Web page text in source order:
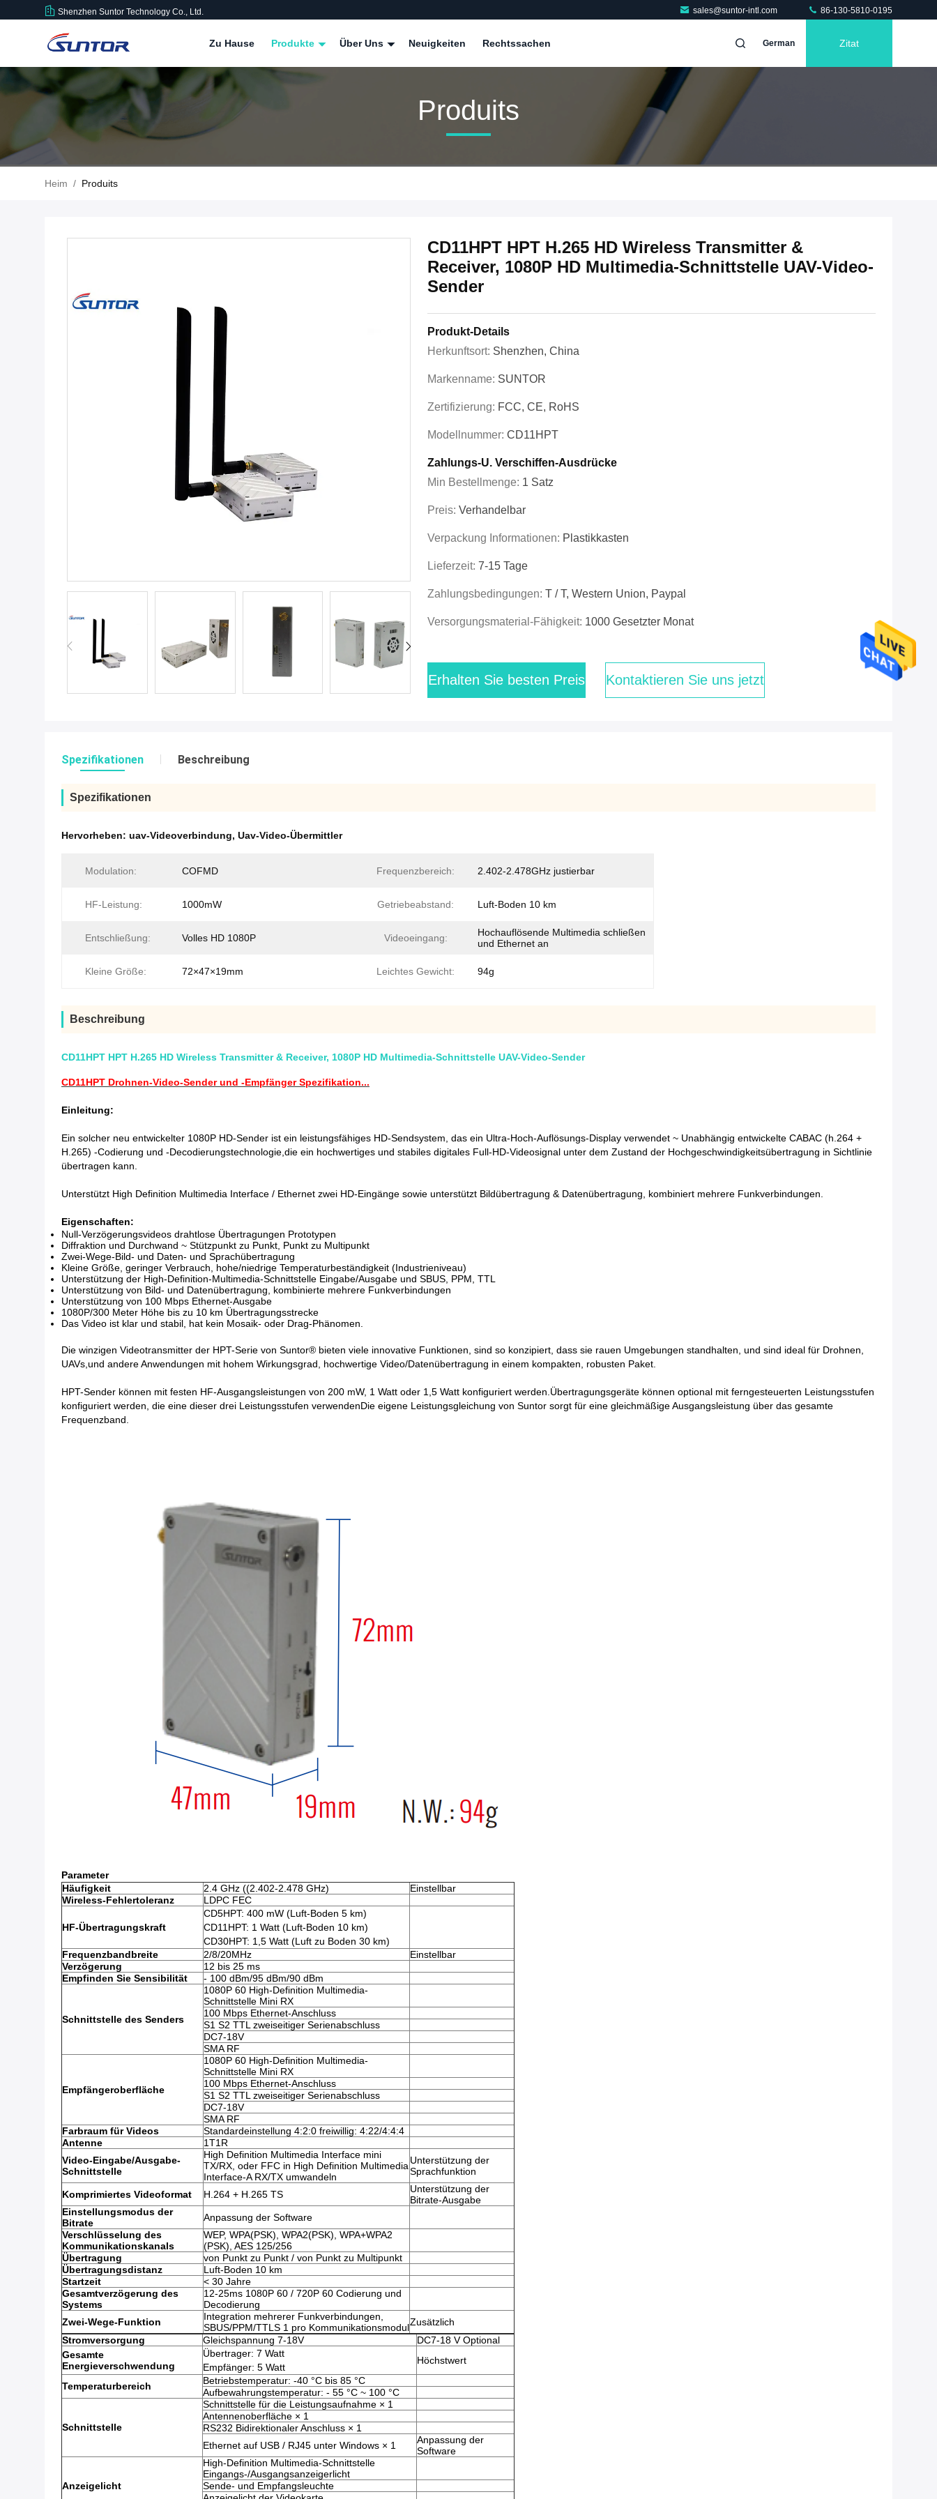
Shenzhen Suntor Technology Co., Ltd. sales@suntor-intl.com 86-130-5810-0195
Zu Hause Produkte Über Uns Neuigkeiten Rechtssachen German Zitat
Produits
Heim / Produits
CD11HPT HPT H.265 HD Wireless Transmitter &
Receiver, 1080P HD Multimedia-Schnittstelle UAV-Video-
Sender
Produkt-Details
Herkunftsort: Shenzhen, China
Markenname: SUNTOR
Zertifizierung: FCC, CE, RoHS
Modellnummer: CD11HPT
Zahlungs-U. Verschiffen-Ausdrücke
Min Bestellmenge: 1 Satz
Preis: Verhandelbar
Verpackung Informationen: Plastikkasten
Lieferzeit: 7-15 Tage
Zahlungsbedingungen: T / T, Western Union, Paypal
Versorgungsmaterial-Fähigkeit: 1000 Gesetzter Monat
Erhalten Sie besten Preis Kontaktieren Sie uns jetzt
Spezifikationen Beschreibung
Spezifikationen
Hervorheben: uav-Videoverbindung, Uav-Video-Übermittler
Modulation: COFMD Frequenzbereich: 2.402-2.478GHz justierbar
HF-Leistung: 1000mW Getriebeabstand: Luft-Boden 10 km
Entschließung: Volles HD 1080P Videoeingang:
Hochauflösende Multimedia schließen
und Ethernet an
Kleine Größe: 72×47×19mm Leichtes Gewicht: 94g
Beschreibung
CD11HPT HPT H.265 HD Wireless Transmitter & Receiver, 1080P HD Multimedia-Schnittstelle UAV-Video-Sender
CD11HPT Drohnen-Video-Sender und -Empfänger Spezifikation...
Einleitung:
Ein solcher neu entwickelter 1080P HD-Sender ist ein leistungsfähiges HD-Sendsystem, das ein Ultra-Hoch-Auflösungs-Display verwendet ~ Unabhängig entwickelte CABAC (h.264 +
H.265) -Codierung und -Decodierungstechnologie,die ein hochwertiges und stabiles digitales Full-HD-Videosignal unter dem Zustand der Hochgeschwindigkeitsübertragung in Sichtlinie
übertragen kann.
Unterstützt High Definition Multimedia Interface / Ethernet zwei HD-Eingänge sowie unterstützt Bildübertragung & Datenübertragung, kombiniert mehrere Funkverbindungen.
Eigenschaften:
Null-Verzögerungsvideos drahtlose Übertragungen Prototypen
Diffraktion und Durchwand ~ Stützpunkt zu Punkt, Punkt zu Multipunkt
Zwei-Wege-Bild- und Daten- und Sprachübertragung
Kleine Größe, geringer Verbrauch, hohe/niedrige Temperaturbeständigkeit (Industrieniveau)
Unterstützung der High-Definition-Multimedia-Schnittstelle Eingabe/Ausgabe und SBUS, PPM, TTL
Unterstützung von Bild- und Datenübertragung, kombinierte mehrere Funkverbindungen
Unterstützung von 100 Mbps Ethernet-Ausgabe
1080P/300 Meter Höhe bis zu 10 km Übertragungsstrecke
Das Video ist klar und stabil, hat kein Mosaik- oder Drag-Phänomen.
Die winzigen Videotransmitter der HPT-Serie von Suntor® bieten viele innovative Funktionen, sind so konzipiert, dass sie rauen Umgebungen standhalten, und sind ideal für Drohnen,
UAVs,und andere Anwendungen mit hohem Wirkungsgrad, hochwertige Video/Datenübertragung in einem kompakten, robusten Paket.
HPT-Sender können mit festen HF-Ausgangsleistungen von 200 mW, 1 Watt oder 1,5 Watt konfiguriert werden.Übertragungsgeräte können optional mit ferngesteuerten Leistungsstufen
konfiguriert werden, die eine dieser drei Leistungsstufen verwendenDie eigene Leistungsgleichung von Suntor sorgt für eine gleichmäßige Ausgangsleistung über das gesamte
Frequenzband.
Parameter
Häufigkeit
2.4 GHz ((2.402-2.478 GHz)
Einstellbar
Wireless-Fehlertoleranz
LDPC FEC
HF-Übertragungskraft
CD5HPT: 400 mW (Luft-Boden 5 km)
CD11HPT: 1 Watt (Luft-Boden 10 km)
CD30HPT: 1,5 Watt (Luft zu Boden 30 km)
Frequenzbandbreite
2/8/20MHz
Einstellbar
Verzögerung
12 bis 25 ms
Empfinden Sie Sensibilität
- 100 dBm/95 dBm/90 dBm
Schnittstelle des Senders
1080P 60 High-Definition Multimedia-
Schnittstelle Mini RX
100 Mbps Ethernet-Anschluss
S1 S2 TTL zweiseitiger Serienabschluss
DC7-18V
SMA RF
Empfängeroberfläche
1080P 60 High-Definition Multimedia-
Schnittstelle Mini RX
100 Mbps Ethernet-Anschluss
S1 S2 TTL zweiseitiger Serienabschluss
DC7-18V
SMA RF
Farbraum für Videos
Standardeinstellung 4:2:0 freiwillig: 4:22/4:4:4
Antenne
1T1R
Video-Eingabe/Ausgabe-
Schnittstelle
High Definition Multimedia Interface mini
TX/RX, oder FFC in High Definition Multimedia
Interface-A RX/TX umwandeln
Unterstützung der
Sprachfunktion
Komprimiertes Videoformat H.264 + H.265 TS
Unterstützung der
Bitrate-Ausgabe
Einstellungsmodus der
Bitrate
Anpassung der Software
Verschlüsselung des
Kommunikationskanals
WEP, WPA(PSK), WPA2(PSK), WPA+WPA2
(PSK), AES 125/256
Übertragung
von Punkt zu Punkt / von Punkt zu Multipunkt
Übertragungsdistanz
Luft-Boden 10 km
Startzeit
< 30 Jahre
Gesamtverzögerung des
Systems
12-25ms 1080P 60 / 720P 60 Codierung und
Decodierung
Zwei-Wege-Funktion
Integration mehrerer Funkverbindungen,
SBUS/PPM/TTLS 1 pro KommunikationsmodulZusätzlich
Stromversorgung
Gleichspannung 7-18V
DC7-18 V Optional
Gesamte
Energieverschwendung
Übertrager: 7 Watt
Empfänger: 5 Watt
Höchstwert
Temperaturbereich
Betriebstemperatur: -40 °C bis 85 °C
Aufbewahrungstemperatur: - 55 °C ~ 100 °C
Schnittstelle
Schnittstelle für die Leistungsaufnahme × 1
Antennenoberfläche × 1
RS232 Bidirektionaler Anschluss × 1
Ethernet auf USB / RJ45 unter Windows × 1
Anpassung der
Software
Anzeigelicht
High-Definition Multimedia-Schnittstelle
Eingangs-/Ausgangsanzeigerlicht
Sende- und Empfangsleuchte